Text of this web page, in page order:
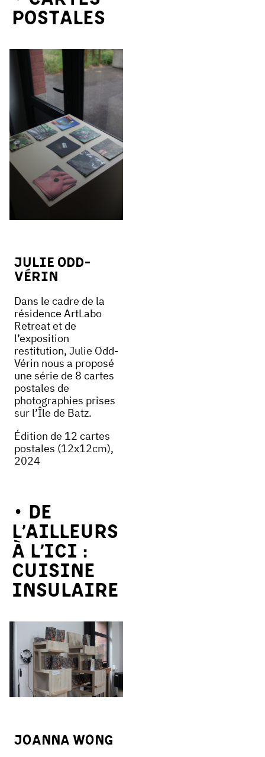
postales
Julie Odd-
vérin
Dans le cadre de la
résidence ArtLabo
Retreat et de
l’exposition
restitution, Julie Odd-
Vérin nous a proposé
une série de 8 cartes
postales de
photographies prises
sur l’Île de Batz.
Édition de 12 cartes
postales (12x12cm),
2024
De
l’ailleurs
à l’ici :
cuisine
insulaire
Joanna Wong